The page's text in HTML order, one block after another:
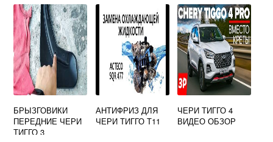
БРЫЗГОВИКИ
ПЕРЕДНИЕ ЧЕРИ
ТИГГО 3
АНТИФРИЗ ДЛЯ
ЧЕРИ ТИГГО Т11
ЧЕРИ ТИГГО 4
ВИДЕО ОБЗОР